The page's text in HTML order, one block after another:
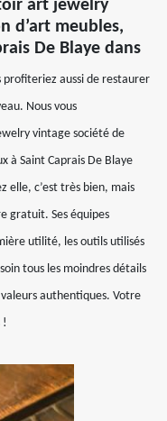
art jewelry
d’art meubles,
De Blaye dans
profiteriez aussi de restaurer
Nous vous
vintage société de
à Saint Caprais De Blaye
elle, c’est très bien, mais
gratuit. Ses équipes
utilité, les outils utilisés
tous les moindres détails
authentiques. Votre
!